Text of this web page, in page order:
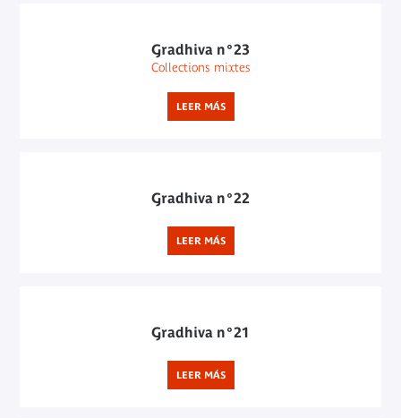
Gradhiva n°23
Collections mixtes
LEER MÁS
Gradhiva n°22
LEER MÁS
Gradhiva n°21
LEER MÁS